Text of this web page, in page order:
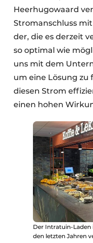
Heerhugowaard
Stromanschluss
der, die es derzeit
so optimal wie
uns mit dem
um eine Lösung zu
diesen Strom
einen hohen
Der Intratuin-Laden
den letzten Jahren